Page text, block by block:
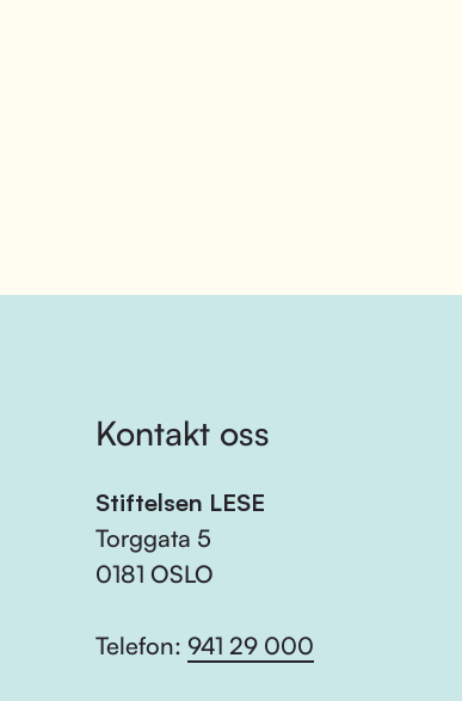
Kontakt oss
Stiftelsen LESE
Torggata 5
0181 OSLO
Telefon: 941 29 000